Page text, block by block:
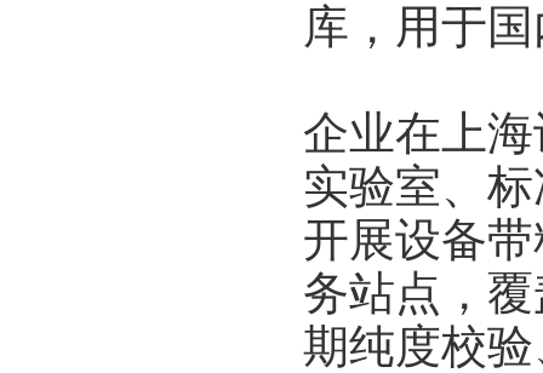
库，用于
企业在上
实验室、
开展设备
务站点，
期纯度校